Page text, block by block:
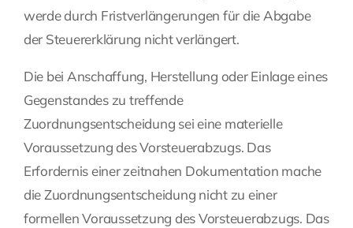
werde durch Fristverlängerungen für die Abgabe
der Steuererklärung nicht verlängert.
Die bei Anschaffung, Herstellung oder Einlage eines
Gegenstandes zu treffende
Zuordnungsentscheidung sei eine materielle
Voraussetzung des Vorsteuerabzugs. Das
Erfordernis einer zeitnahen Dokumentation mache
die Zuordnungsentscheidung nicht zu einer
formellen Voraussetzung des Vorsteuerabzugs. Das